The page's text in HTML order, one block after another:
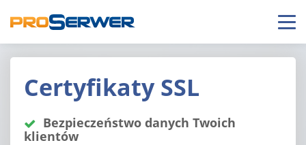
CertyfikatySSL
Bezpieczeństwo danych Twoich
klientów